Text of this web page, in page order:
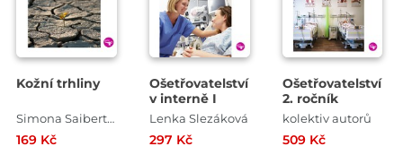
Kožní trhliny
Simona Saibertová
169 Kč
Ošetřovatelství
v interně I
Lenka Slezáková
297 Kč
Ošetřovatelství
2. ročník
kolektiv autorů
509 Kč